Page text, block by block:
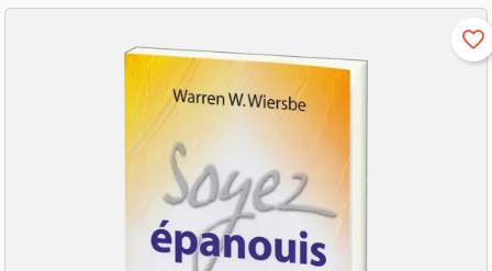
favorite_border